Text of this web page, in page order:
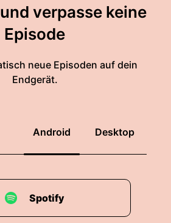
verpasse keine
Episode
neue Episoden auf dein
Endgerät.
Android Desktop
Spotify